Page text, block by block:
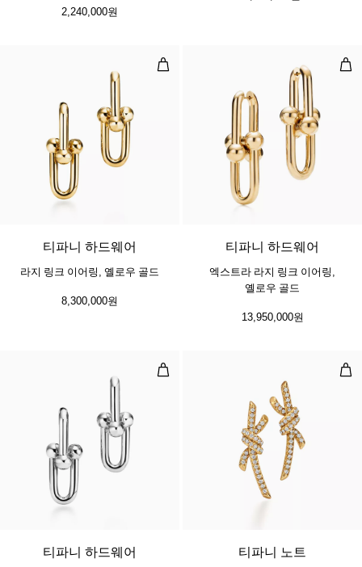
2,240,000원
라지 링크 이어링, 옐로우 골드
2 소재
티파니 하드웨어
라지 링크 이어링, 옐로우 골드
8,300,000원
엑
티파니 하드웨어
엑스트라 라지 링크 이어링,
옐로우 골드
13,950,000원
라지 링크 이어링, 스털링 실버
티파니 하드웨어
이
티파니 노트